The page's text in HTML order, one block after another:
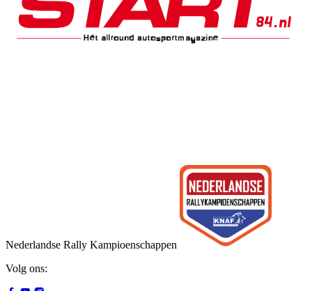
Nederlandse Rally Kampioenschappen
Volg ons: